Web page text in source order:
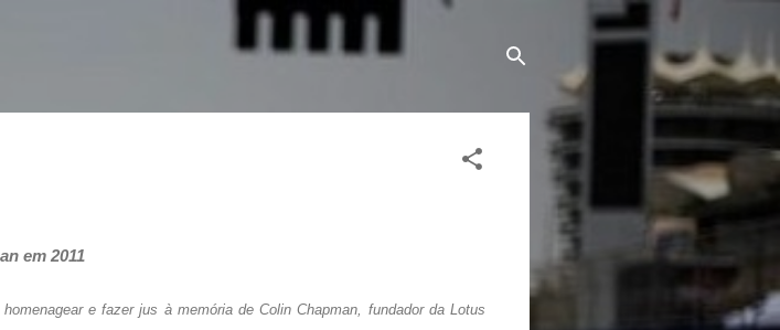
em 2011
e fazer jus à memória de Colin Chapman, fundador da Lotus